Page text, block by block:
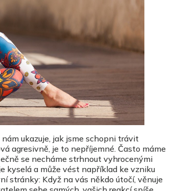
ukazuje, jak jsme schopni trávit
agresivně, je to nepříjemné. Často máme
se necháme strhnout vyhrocenými
kyselá a může vést například ke vzniku
stránky: Když na vás někdo útočí, věnuje